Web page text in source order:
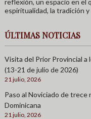
espiritualidad, la tradición y
ÚLTIMAS NOTICIAS
Visita del Prior Provincial a
(13-21 de julio de 2026)
21 julio, 2026
Paso al Noviciado de trece
Dominicana
21 julio, 2026